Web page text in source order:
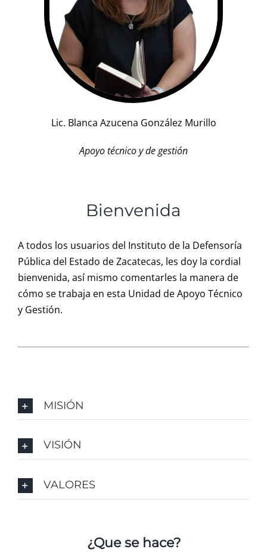
R. Cuentas
Comité de ética
Aviso de privacidad
Lic. Blanca Azucena González Murillo
Apoyo técnico y de gestión
Bienvenida
A todos los usuarios del Instituto de la Defensoría
Pública del Estado de Zacatecas, les doy la cordial
bienvenida, así mismo comentarles la manera de
cómo se trabaja en esta Unidad de Apoyo Técnico
y Gestión.
MISIÓN
VISIÓN
VALORES
¿Que se hace?